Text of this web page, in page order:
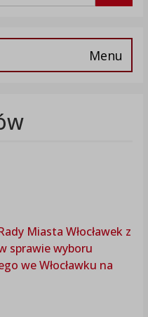
Menu
Miasta Włocławek z
sprawie wyboru
we Włocławku na